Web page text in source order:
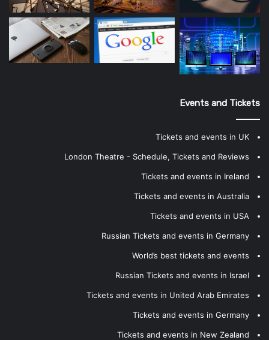
Events and Tickets
Tickets and events in UK
London Theatre - Schedule, Tickets and Reviews
Tickets and events in Ireland
Tickets and events in Australia
Tickets and events in USA
Russian Tickets and events in Germany
World’s best tickets and events
Russian Tickets and events in Israel
Tickets and events in United Arab Emirates
Tickets and events in Germany
Tickets and events in New Zealand